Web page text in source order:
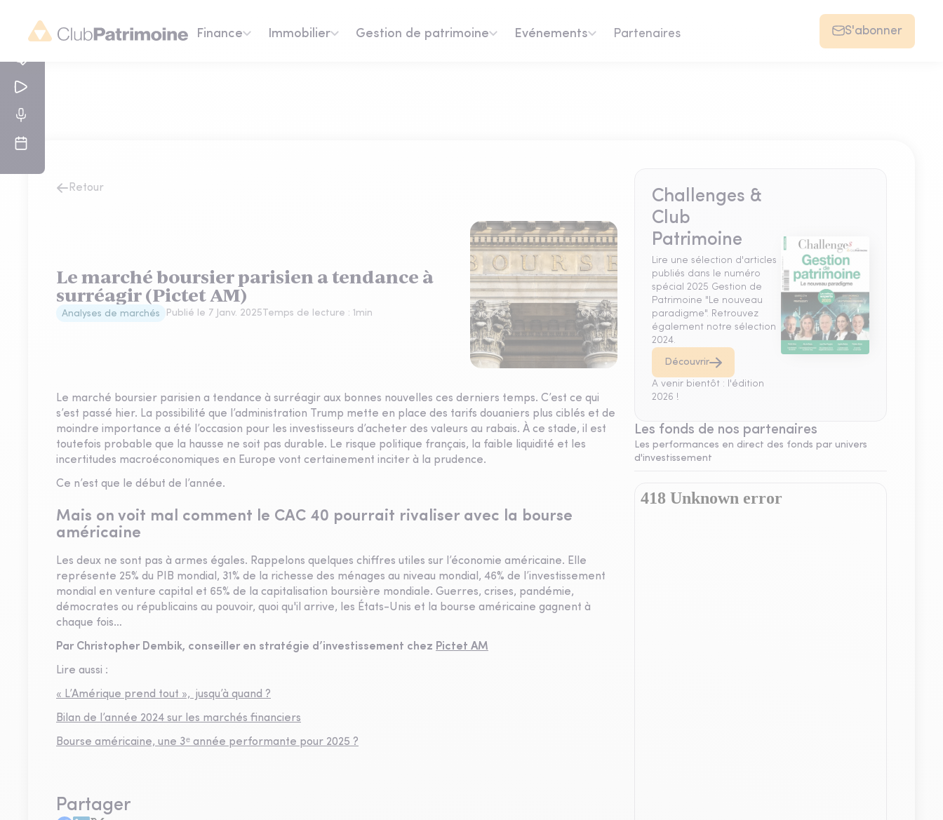
Finance Immobilier Gestion de patrimoine Evénements Partenaires S'abonner
Retour
Le marché boursier parisien a tendance à
surréagir (Pictet AM)
Analyses de marchés Publié le 7 Janv. 2025Temps de lecture : 1min
Le marché boursier parisien a tendance à surréagir aux bonnes nouvelles ces derniers temps. C’est ce qui
s’est passé hier. La possibilité que l’administration Trump mette en place des tarifs douaniers plus ciblés et de
moindre importance a été l’occasion pour les investisseurs d’acheter des valeurs au rabais. À ce stade, il est
toutefois probable que la hausse ne soit pas durable. Le risque politique français, la faible liquidité et les
incertitudes macroéconomiques en Europe vont certainement inciter à la prudence.
Ce n’est que le début de l’année.
Mais on voit mal comment le CAC 40 pourrait rivaliser avec la bourse
américaine
Les deux ne sont pas à armes égales. Rappelons quelques chiffres utiles sur l’économie américaine. Elle
représente 25% du PIB mondial, 31% de la richesse des ménages au niveau mondial, 46% de l’investissement
mondial en venture capital et 65% de la capitalisation boursière mondiale. Guerres, crises, pandémie,
démocrates ou républicains au pouvoir, quoi qu'il arrive, les États-Unis et la bourse américaine gagnent à
chaque fois…
Par Christopher Dembik, conseiller en stratégie d’investissement chez Pictet AM
Lire aussi :
« L’Amérique prend tout », jusqu’à quand ?
Bilan de l’année 2024 sur les marchés financiers
Bourse américaine, une 3ᵉ année performante pour 2025 ?
Partager
Challenges &
Club
Patrimoine
Lire une sélection d'articles
publiés dans le numéro
spécial 2025 Gestion de
Patrimoine "Le nouveau
paradigme". Retrouvez
également notre sélection
2024.
Découvrir
A venir bientôt : l'édition
2026 !
Les fonds de nos partenaires
Les performances en direct des fonds par univers
d'investissement